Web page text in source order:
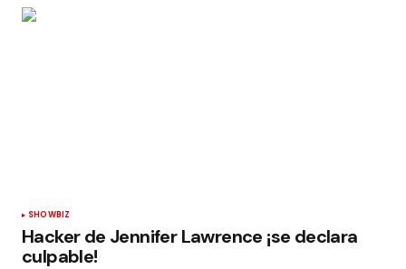
SHOWBIZ
Hacker de Jennifer Lawrence ¡se declara
culpable!